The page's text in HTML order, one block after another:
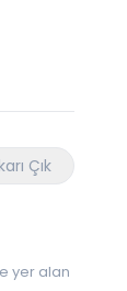
Çık
yer alan